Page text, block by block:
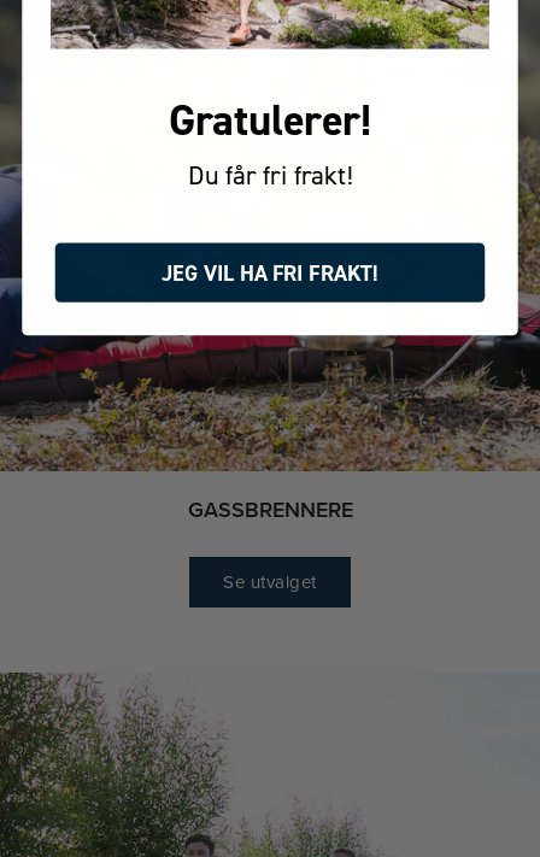
GASSBRENNERE
Se utvalget
Gratulerer!
Du får fri frakt!
JEG VIL HA FRI FRAKT!